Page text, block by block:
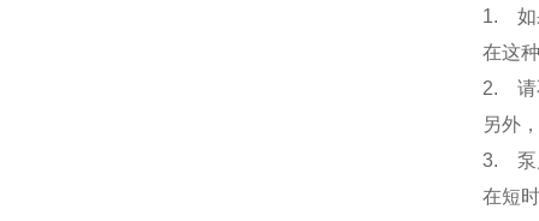
1. 如
在这
2. 请
另外
3. 泵
在短